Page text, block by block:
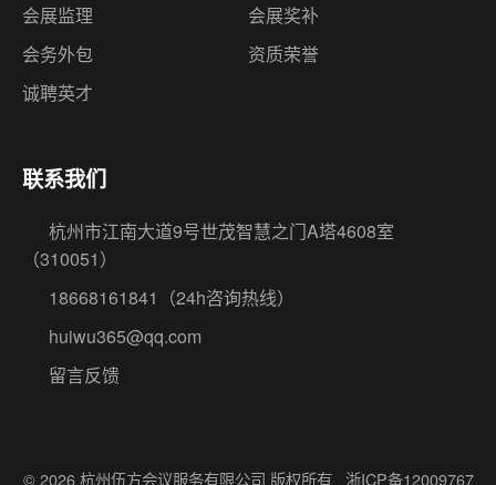
会展监理
会展奖补
会务外包
资质荣誉
诚聘英才
联系我们
杭州市江南大道9号世茂智慧之门A塔4608室
（310051）
18668161841
（24h咨询热线）
huiwu365@qq.com
留言反馈
© 2026 杭州伍方会议服务有限公司 版权所有 浙ICP备12009767